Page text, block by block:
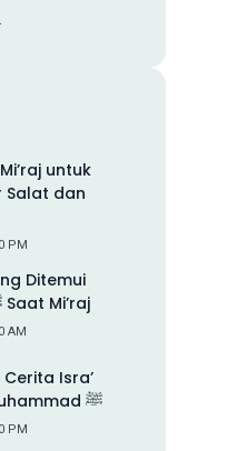
untuk
Salat dan
PM
Ditemui
Rasulullah ﷺ Saat Mi’raj
AM
Isra’
Mi’raj Nabi Muhammad ﷺ
PM